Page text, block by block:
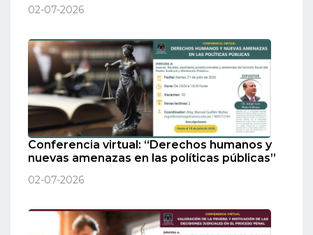
02-07-2026
Conferencia virtual: “Derechos humanos y
nuevas amenazas en las políticas públicas”
02-07-2026